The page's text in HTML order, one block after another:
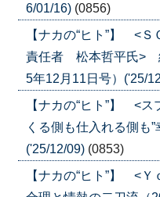
6/01/16) (0856)
【ナカの“ヒト”】 <
責任者 松本哲平氏>
5年12月11日号）('25/
【ナカの“ヒト”】 <
くる側も仕入れる側も”
('25/12/09) (0853)
【ナカの“ヒト”】 <